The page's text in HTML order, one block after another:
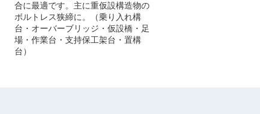
合に最適です。主に重仮設構造物の
ボルトレス狭締に。（乗り入れ構
台・オーバーブリッジ・仮設橋・足
場・作業台・支持保工架台・置構
台）